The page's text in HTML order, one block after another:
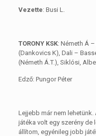
Vezette: Busi L.
TORONY KSK: Németh Á
(Dankovics K), Dali –
(Németh Á.T.), Siklósi,
Edző: Pungor Péter
Lejjebb már nem
játéka volt egy szerény de
állítom, egyénileg jobb